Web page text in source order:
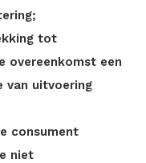
tot
overeenkomst een
van uitvoering
consument
niet